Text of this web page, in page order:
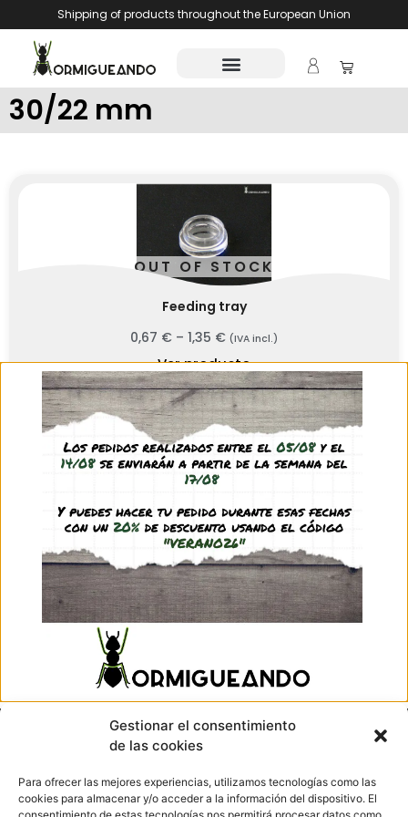
Gestionar el consentimiento
de las cookies
Para ofrecer las mejores experiencias, utilizamos tecnologías como las
cookies para almacenar y/o acceder a la información del dispositivo. El
Shipping of products throughout the European Union
30/22 mm
OUT OF STOCK
Feeding tray
0,67 € – 1,35 € (IVA incl.)
Ver producto
3d feed tray
0,40€ – 1,55€ (IVA incl.)
Ver producto
Hormigueando © Copyright 2023. Diseño web realizado por
PuntoCom Estudio